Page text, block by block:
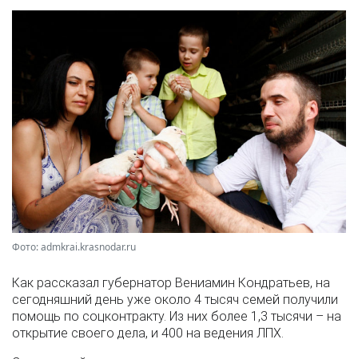
Фото: admkrai.krasnodar.ru
Как рассказал губернатор Вениамин Кондратьев, на
сегодняшний день уже около 4 тысяч семей получили
помощь по соцконтракту. Из них более 1,3 тысячи – на
открытие своего дела, и 400 на ведения ЛПХ.